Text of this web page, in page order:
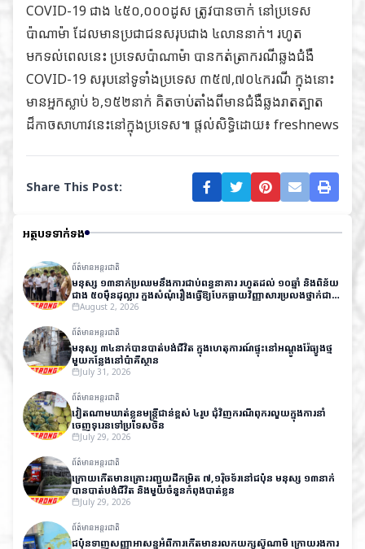
COVID-19 ជាង ៤៥០,០០០ដូស ត្រូវបានចាក់ នៅប្រទេស
ប៉ាណាម៉ា ដែលមានប្រជាជនសរុបជាង ៤លាននាក់។ រហូត
មកទល់ពេលនេះ ប្រទេសប៉ាណាម៉ា បានកត់ត្រាករណីឆ្លងជំងឺ
COVID-19 សរុបនៅទូទាំងប្រទេស ៣៥៧,៧០៤ករណី ក្នុងនោះ
មានអ្នកស្លាប់ ៦,១៥២នាក់ គិតចាប់តាំងពីមានជំងឺឆ្លងរាតត្បាត
ដ៏កាចសាហាវនេះនៅក្នុងប្រទេស៕ ផ្តល់សិទ្ធិដោយ៖ freshnews
Share This Post:
អត្ថបទទាក់ទង
ព័ត៌មានអន្តរជាតិ
មនុស្ស ១៣នាក់ប្រឈមនឹងការជាប់ពន្ធនាគារ រហូតដល់ ១០ឆ្នាំ និងពិន័យ
ជាង ៥០ម៉ឺនដុល្លារ ក្នុងសំណុំរឿងធ្វើឱ្យបែកធ្លាយវិញ្ញាសារប្រលងថ្នាក់ជាតិ
នៅឥណ្ឌា
August 2, 2026
ព័ត៌មានអន្តរជាតិ
មនុស្ស ៣៤នាក់បានបាត់បង់ជីវិត ក្នុងហេតុការណ៍ផ្ទុះនៅអណ្តូងរ៉ែធ្យូងថ្ម
មួយកន្លែងនៅប៉ាគីស្ថាន
July 31, 2026
ព័ត៌មានអន្តរជាតិ
វៀតណាមឃាត់ខ្លួនមន្ត្រីជាន់ខ្ពស់ ៤រូប ជុំវិញករណីពុករលួយក្នុងការនាំ
ចេញទុរេនទៅប្រទេសចិន
July 29, 2026
ព័ត៌មានអន្តរជាតិ
ក្រោយកើតមានគ្រោះរញ្ជួយដីកម្រិត ៧,១រ៉ិចទ័រនៅជប៉ុន មនុស្ស ១៣នាក់
បានបាត់បង់ជីវិត និងមួយចំនួនកំពុងបាត់ខ្លួន
July 29, 2026
ព័ត៌មានអន្តរជាតិ
ជប៉ុនទាញសញ្ញាអាសន្នអំពីការកើតមានរលកយក្សស៊ូណាមិ ក្រោយរងការ